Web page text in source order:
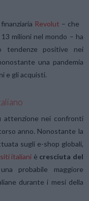
Revolut – che
milioni nel mondo – ha
tendenze positive nei
una pandemia
e gli acquisti.
attenzione nei confronti
anno. Nonostante la
sugli e-shop globali,
italiani è cresciuta del
probabile maggiore
durante i mesi della